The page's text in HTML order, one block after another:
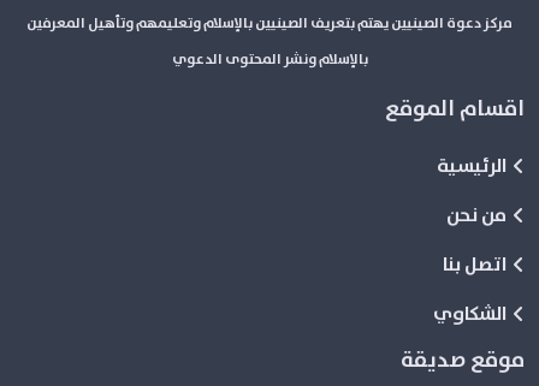
مركز دعوة الصينيين يهتم بتعريف الصينيين بالإسلام وتعليمهم وتأهيل المعرفين
بالإسلام ونشر المحتوى الدعوي
اقسام الموقع
الرئيسية
من نحن
اتصل بنا
الشكاوي
موقع صديقة